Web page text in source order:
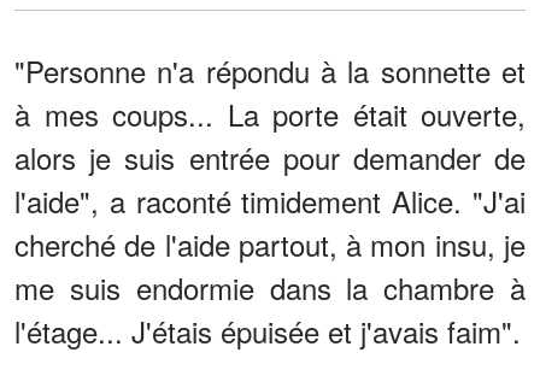
"Personne n'a répondu à la sonnette et
à mes coups... La porte était ouverte,
alors je suis entrée pour demander de
l'aide", a raconté timidement Alice. "J'ai
cherché de l'aide partout, à mon insu, je
me suis endormie dans la chambre à
l'étage... J'étais épuisée et j'avais faim".